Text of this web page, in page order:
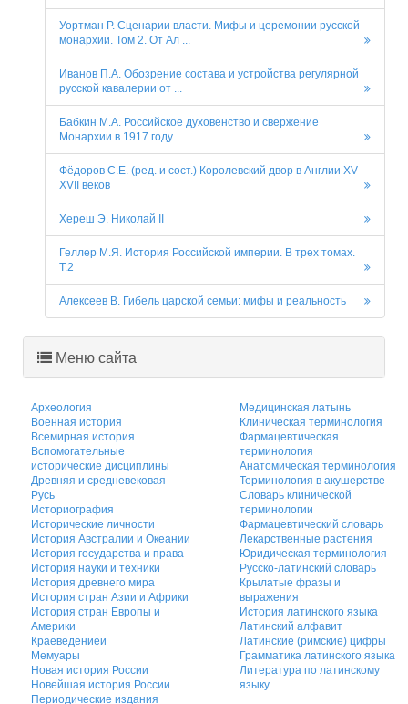
Уортман Р. Сценарии власти. Мифы и церемонии русской
монархии. Том 2. От Ал ...
Иванов П.А. Обозрение состава и устройства регулярной
русской кавалерии от ...
Бабкин М.А. Российское духовенство и свержение
Монархии в 1917 году
Фёдоров С.Е. (ред. и сост.) Королевский двор в Англии XV-
XVII веков
Хереш Э. Николай II
Геллер М.Я. История Российской империи. В трех томах.
Т.2
Алексеев В. Гибель царской семьи: мифы и реальность
Меню сайта
Археология
Военная история
Всемирная история
Вспомогательные
исторические дисциплины
Древняя и средневековая
Русь
Историография
Исторические личности
История Австралии и Океании
История государства и права
История науки и техники
История древнего мира
История стран Азии и Африки
История стран Европы и
Америки
Краеведениеи
Мемуары
Новая история России
Новейшая история России
Периодические издания
Медицинская латынь
Клиническая терминология
Фармацевтическая
терминология
Анатомическая терминология
Терминология в акушерстве
Словарь клинической
терминологии
Фармацевтический словарь
Лекарственные растения
Юридическая терминология
Русско-латинский словарь
Крылатые фразы и
выражения
История латинского языка
Латинский алфавит
Латинские (римские) цифры
Грамматика латинского языка
Литература по латинскому
языку